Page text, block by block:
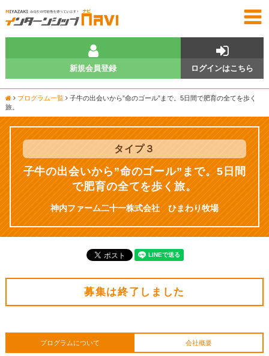
ログインはこちら
新規会員登録
プログラム一覧 子牛の出会いから”命のゴール”まで。5日間で肥育の全てを歩く
旅。
タイプ３
子牛の出会いから”命のゴール”まで。5日間
で肥育の全てを歩く旅。
神内ファーム二十一株式会社 ひまわり牧場
募集は終了しました
プログラムについて 会社概要